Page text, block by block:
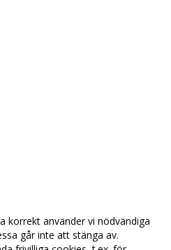
korrekt använder vi nödvändiga
går inte att stänga av.